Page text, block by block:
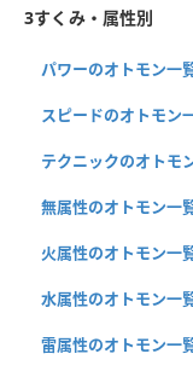
3すくみ・属性別
パワーのオトモン一
スピードのオトモン
テクニックのオトモ
無属性のオトモン一
火属性のオトモン一
水属性のオトモン一
雷属性のオトモン一